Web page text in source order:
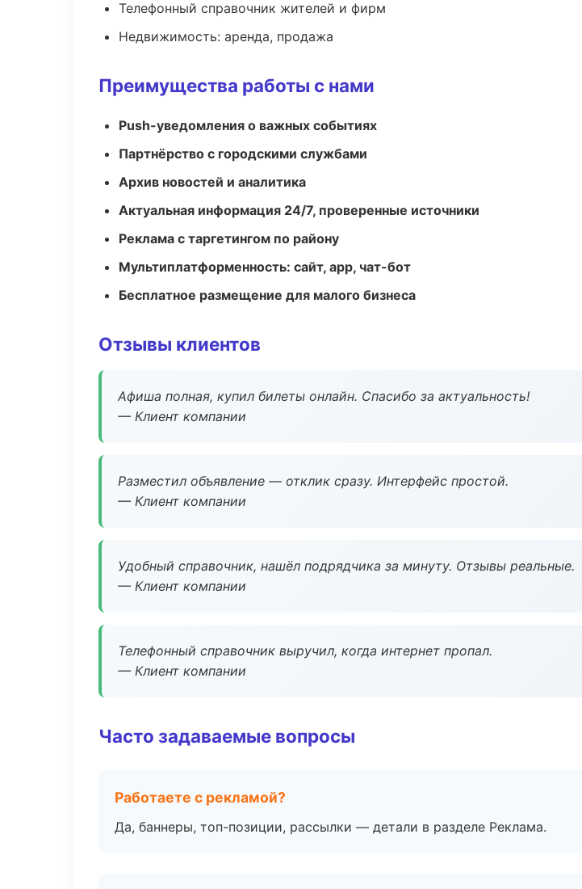
Телефонный справочник жителей и фирм
Недвижимость: аренда, продажа
Преимущества работы с нами
Push-уведомления о важных событиях
Партнёрство с городскими службами
Архив новостей и аналитика
Актуальная информация 24/7, проверенные источники
Реклама с таргетингом по району
Мультиплатформенность: сайт, app, чат-бот
Бесплатное размещение для малого бизнеса
Отзывы клиентов
Афиша полная, купил билеты онлайн. Спасибо за актуальность!
— Клиент компании
Разместил объявление — отклик сразу. Интерфейс простой.
— Клиент компании
Удобный справочник, нашёл подрядчика за минуту. Отзывы реальные.
— Клиент компании
Телефонный справочник выручил, когда интернет пропал.
— Клиент компании
Часто задаваемые вопросы
Работаете с рекламой?
Да, баннеры, топ-позиции, рассылки — детали в разделе Реклама.